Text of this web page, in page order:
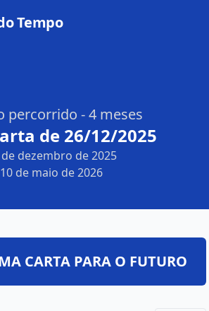
Tempo
percorrido - 4 meses
de 26/12/2025
dezembro de 2025
10 de maio de 2026
CARTA PARA O FUTURO